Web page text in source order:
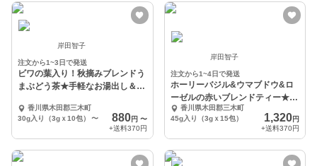
岸田智子
注文から1~3日で発送
ビワの葉入り！秋摘みブレンドう
まぶどう茶★手軽なお湯出し＆煮
香川県木田郡三木町
30g入り（3gｘ10包）
〜 880円 〜
+送料370円
岸田智子
注文から1~4日で発送
ホーリーバジル&ウマブドウ&ロ
ーゼルの赤いブレンドティー★心
も体もすっきり
香川県木田郡三木町
45g入り（3gｘ15包）
1,320円
+送料370円